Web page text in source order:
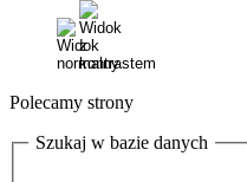
Polecamy strony
Szukaj w bazie danych